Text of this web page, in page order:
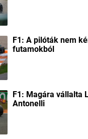
F1: A pilóták nem
futamokból
F1: Magára vállalta
Antonelli